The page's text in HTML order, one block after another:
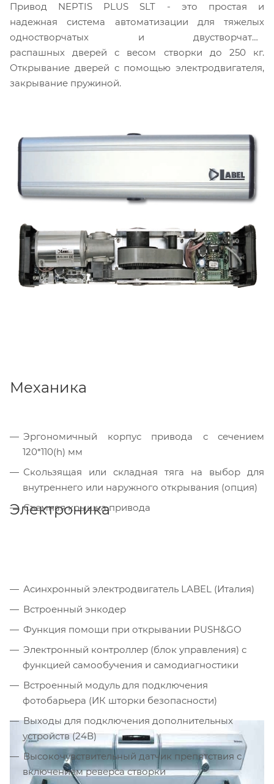
Привод NEPTIS PLUS SLT - это простая и
надежная система автоматизации для тяжелых
одностворчатых и двустворчатых
распашных дверей с весом створки до 250 кг.
Открывание дверей с помощью электродвигателя,
закрывание пружиной.
Механика
Эргономичный корпус привода с сечением
120*110(h) мм
Скользящая или складная тяга на выбор для
внутреннего или наружного открывания (опция)
Съемная крышка привода
Электроника
Асинхронный электродвигатель LABEL (Италия)
Встроенный энкодер
Функция помощи при открывании PUSH&GO
Электронный контроллер (блок управления) с
функцией самообучения и самодиагностики
Встроенный модуль для подключения
фотобарьера (ИК шторки безопасности)
Выходы для подключения дополнительных
устройств (24В)
Высокочувствительный датчик препятствия с
включением реверса створки